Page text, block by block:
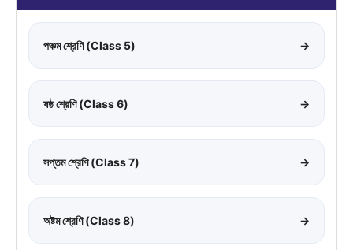
পঞ্চম শ্রেণি (Class 5) →
ষষ্ঠ শ্রেণি (Class 6) →
সপ্তম শ্রেণি (Class 7) →
অষ্টম শ্রেণি (Class 8) →